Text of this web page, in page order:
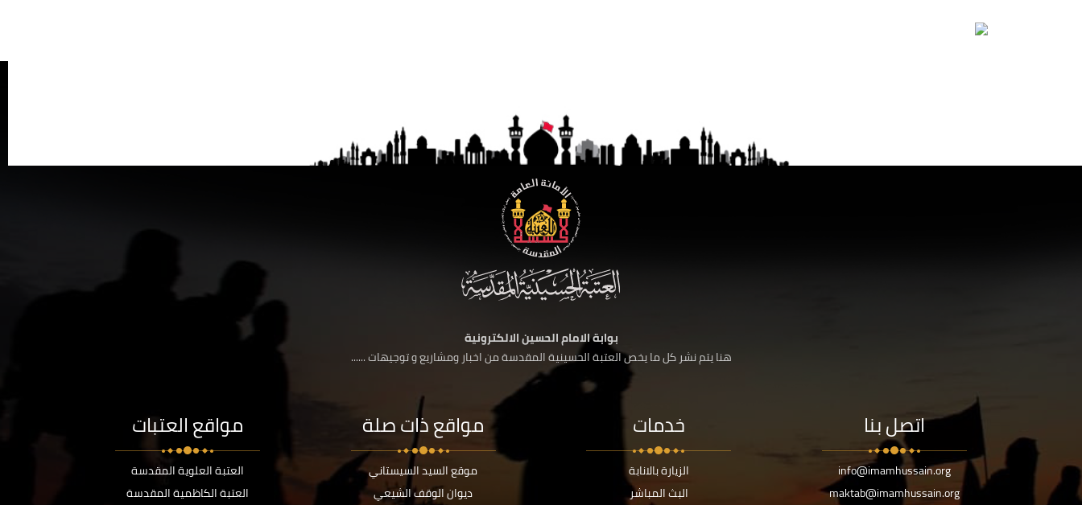
بوابة الامام الحسين الالكترونية
هنا يتم نشر كل ما يخص العتبة الحسينية المقدسة من اخبار ومشاريع و توجيهات ......
اتصل بنا
info@imamhussain.org
maktab@imamhussain.org
خدمات
الزيارة بالانابة
البث المباشر
مواقع ذات صلة
موقع السيد السيستاني
ديوان الوقف الشيعي
مواقع العتبات
العتبة العلوية المقدسة
العتبة الكاظمية المقدسة